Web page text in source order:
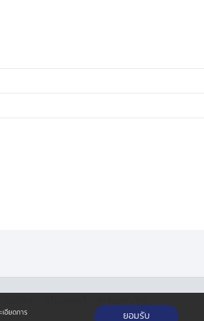
อียดการ
ยอมรับ